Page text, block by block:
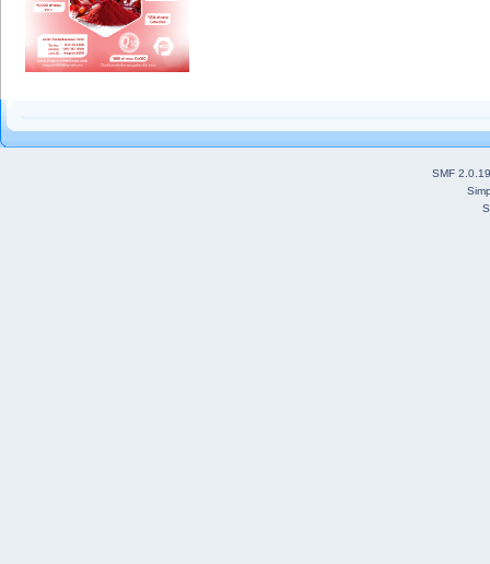
SMF 2.0.19